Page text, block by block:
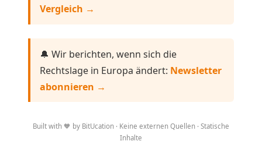
Vergleich →
🔔 Wir berichten, wenn sich die
Rechtslage in Europa ändert: Newsletter
abonnieren →
Built with 🧡 by BitUcation · Keine externen Quellen · Statische
Inhalte